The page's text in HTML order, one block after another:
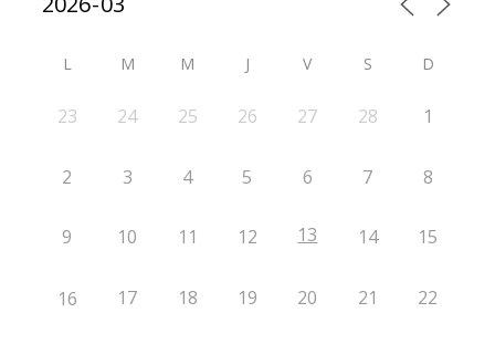
L M M J V S D
23 24 25 26 27 28 1
2 3 4 5 6 7 8
9 10 11 12 13 14 15
16 17 18 19 20 21 22